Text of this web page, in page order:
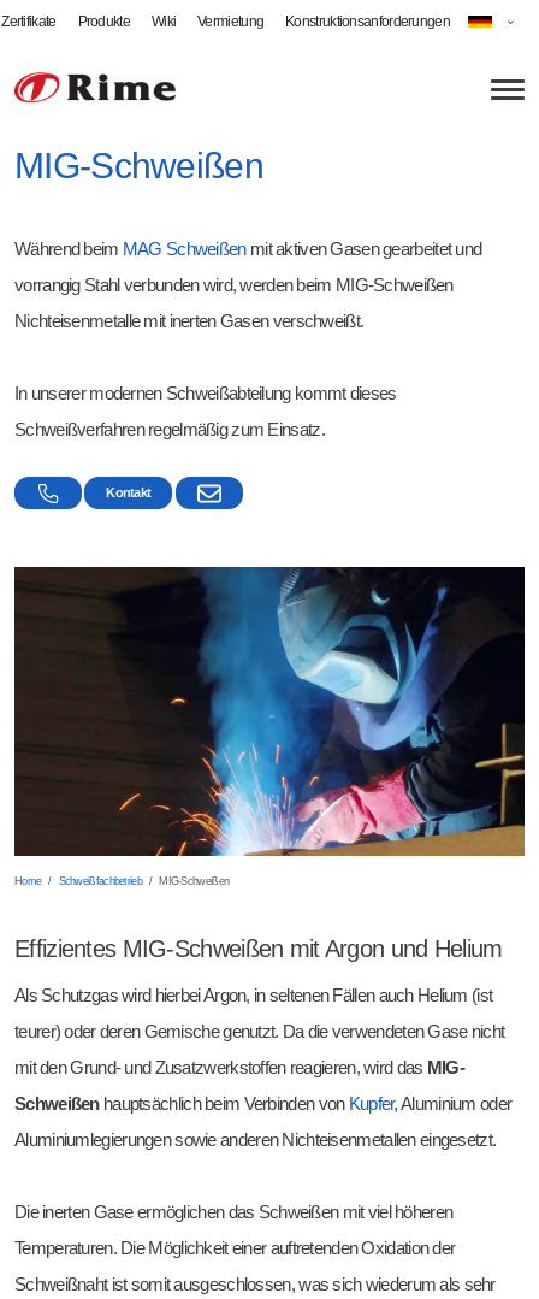
Zertifikate Produkte Wiki Vermietung Konstruktionsanforderungen
Schwenkbiegen
Kantenbearbeitung
Scheren
MAG-Schweißen
Roboterschweißen
Mehr Möglichkeiten
Jobs bei Rime
Praktikum & Ferienarbeit
MIG-Schweißen
Während beim MAG Schweißenmit aktiven Gasen gearbeitet und
vorrangig Stahl verbunden wird, werden beim MIG-Schweißen
Nichteisenmetalle mit inerten Gasen verschweißt.
In unserer modernen Schweißabteilung kommt dieses
Schweißverfahren regelmäßig zum Einsatz.
Kontakt
Home Schweißfachbetrieb MIG-Schweißen
Effizientes MIG-Schweißen mit Argon und Helium
Als Schutzgas wird hierbei Argon, in seltenen Fällen auch Helium (ist
teurer) oder deren Gemische genutzt. Da die verwendeten Gase nicht
mit den Grund- und Zusatzwerkstoffen reagieren, wird das MIG-
Schweißenhauptsächlich beim Verbinden von Kupfer, Aluminium oder
Aluminiumlegierungen sowie anderen Nichteisenmetallen eingesetzt.
Die inerten Gase ermöglichen das Schweißen mit viel höheren
Temperaturen. Die Möglichkeit einer auftretenden Oxidation der
Schweißnaht ist somit ausgeschlossen, was sich wiederum als sehr